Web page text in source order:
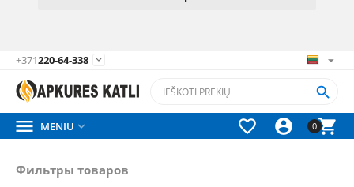
+371220-64-338 
0



 MENIU 
Фильтры товаров